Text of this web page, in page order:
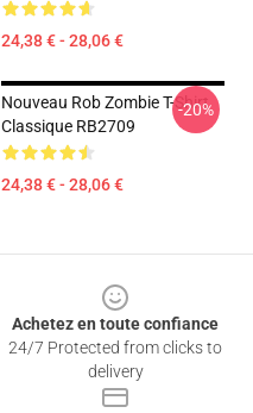
24,38 € - 28,06 €
Nouveau Rob Zombie T-Shirt
Classique RB2709
24,38 € - 28,06 €
-20%
Achetez en toute confiance
24/7 Protected from clicks to
delivery